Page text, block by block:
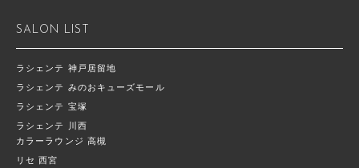
SALON LIST
ラシェンテ 神戸居留地
ラシェンテ みのおキューズモール
ラシェンテ 宝塚
ラシェンテ 川西
カラーラウンジ 高槻
リセ 西宮